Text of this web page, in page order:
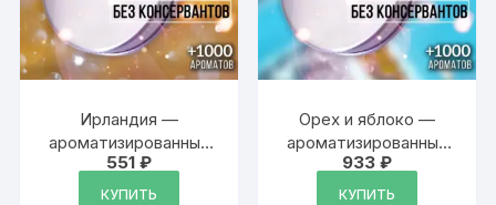
Ирландия —
ароматизированный
тальк для тела
551₽
КУПИТЬ
Орех и яблоко —
ароматизированный
тальк для тела
933 ₽
КУПИТЬ